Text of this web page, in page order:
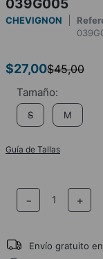
039G005
CHEVIGNON
$27,00$45,00
S M
Guía de Tallas
＋
－
Envío gratuito